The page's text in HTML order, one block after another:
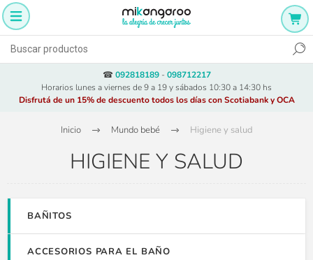
☎ 092818189- 098712217
Horarios lunes a viernes de 9 a 19 y sábados 10:30 a 14:30 hs
Disfrutá de un 15% de descuento todos los días con Scotiabank y OCA
Inicio Mundo bebé Higiene y salud
HIGIENE Y SALUD
BAÑITOS
ACCESORIOS PARA EL BAÑO